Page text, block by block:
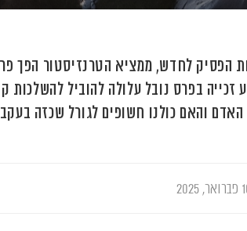
הפסיק לחדש, ממציא הטרנזיסטור הפך
זכייה בפרס נובל עלולה להוביל להשלכות
והאם כולנו חשופים לגורל שכזה